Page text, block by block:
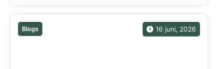
16 juni, 2026
Blogs